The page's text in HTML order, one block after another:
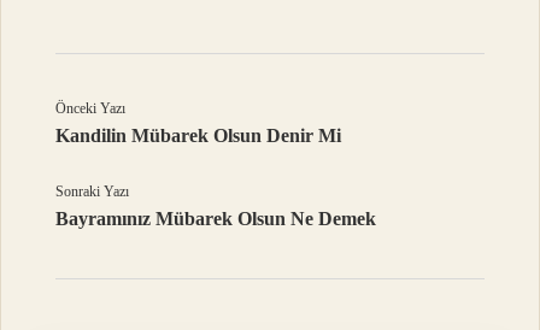
Önceki Yazı
Kandilin Mübarek Olsun Denir Mi
Sonraki Yazı
Bayramınız Mübarek Olsun Ne Demek